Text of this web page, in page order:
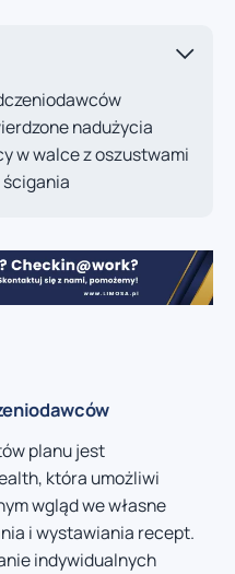
nadużycia
w walce z oszustwami
ścigania
planu jest
która umożliwi
wgląd we własne
i wystawiania recept.
indywidualnych